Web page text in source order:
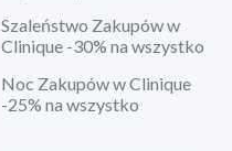
Szaleństwo Zakupów w
Clinique -30% na wszystko
Noc Zakupów w Clinique
-25% na wszystko